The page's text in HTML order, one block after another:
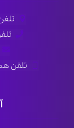
تلفن
تلفن
تلفن